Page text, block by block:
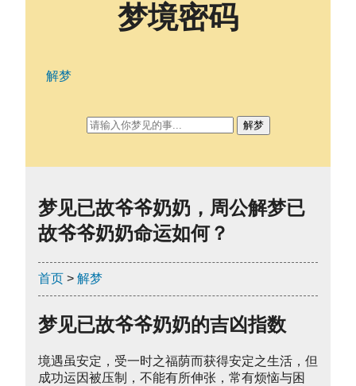
梦见已故爷爷奶奶，周公解梦已
故爷爷奶奶命运如何？
首页 > 解梦
梦见已故爷爷奶奶的吉凶指数
境遇虽安定，受一时之福荫而获得安定之生活，但
成功运因被压制，不能有所伸张，常有烦恼与困
梦境密码
解梦
解梦